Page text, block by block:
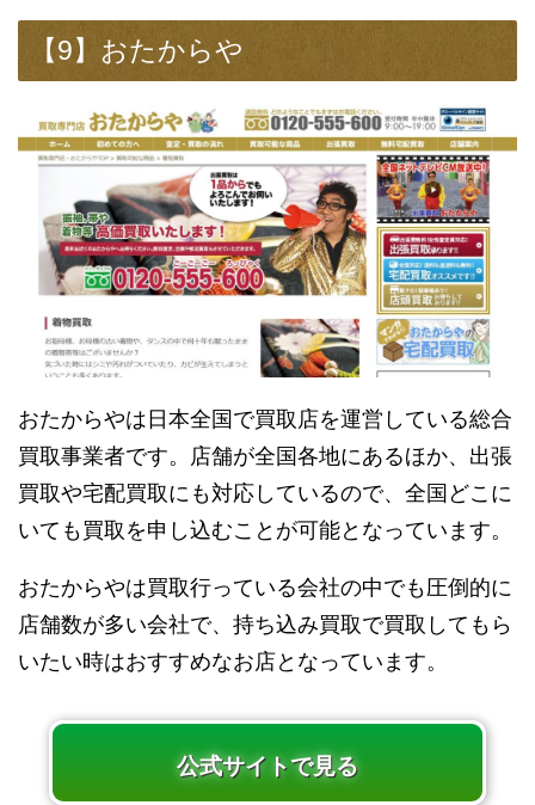
【9】おたからや
おたからやは日本全国で買取店を運営している総合
買取事業者です。店舗が全国各地にあるほか、出張
買取や宅配買取にも対応しているので、全国どこに
いても買取を申し込むことが可能となっています。
おたからやは買取行っている会社の中でも圧倒的に
店舗数が多い会社で、持ち込み買取で買取してもら
いたい時はおすすめなお店となっています。
公式サイトで見る